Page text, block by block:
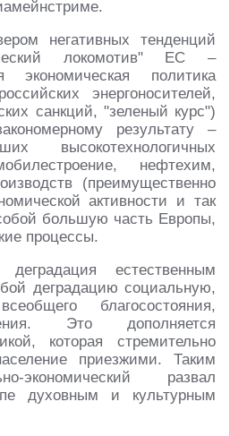
негативных тенденций
локомотив" ЕС –
экономическая политика
энергоносителей,
санкций, "зеленый курс")
результату –
высокотехнологичных
нефтехим,
(преимущественно
активности и так
большую часть Европы,
процессы.
деградация естественным
деградацию социальную,
благосостояния,
Это дополняется
которая стремительно
приезжими. Таким
экономический развал
духовным и культурным